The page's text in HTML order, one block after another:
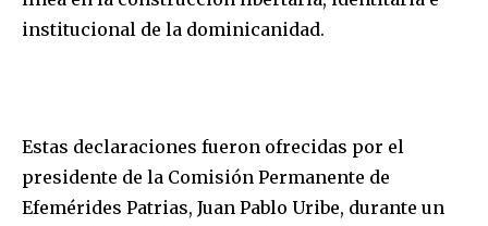
institucional de la dominicanidad.
Estas declaraciones fueron ofrecidas por el
presidente de la Comisión Permanente de
Efemérides Patrias, Juan Pablo Uribe, durante un